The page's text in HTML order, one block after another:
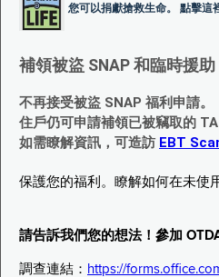
您可以捐獻搶救生命。 點擊這
補領被盜 SNAP 和臨時援
不再接受被盜 SNAP 福利申請。
住戶仍可申請補領已被竊取的 TA
如需瞭解資訊，可造訪 EBT
保護您的福利。瞭解如何在未使
請告訴我們您的想法！參加
調查連結： https://